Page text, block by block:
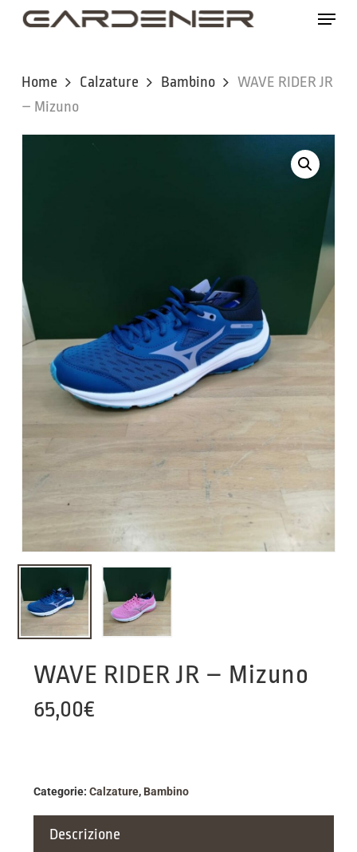
Skip
content
Menu
Home Calzature Bambino
WAVE RIDER JR
– Mizuno
WAVE RIDER JR – Mizuno
65,00€
Categorie: Calzature, Bambino
Descrizione